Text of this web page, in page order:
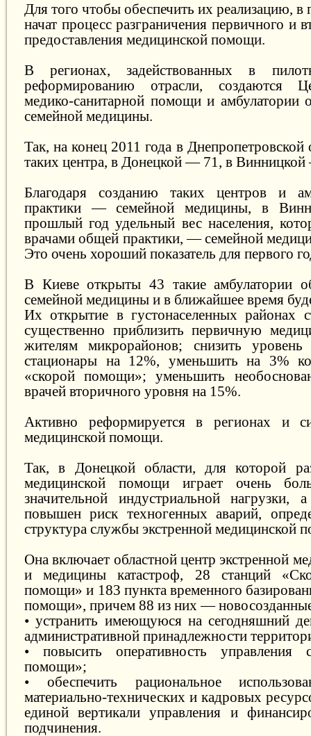
Для того чтобы обеспечить их реализацию, в
начат процесс разграничения первичного и
предоставления медицинской помощи.
В регионах, задействованных в
реформированию отрасли, создаются
медико-санитарной помощи и
семейной медицины.
Так, на конец 2011 года в Днепропетровской
таких центра, в Донецкой — 71, в
Благодаря созданию таких центров и
практики — семейной медицины, в
прошлый год удельный вес населения,
врачами общей практики, — семейной
Это очень хороший показатель для первого
В Киеве открыты 43 такие амбулатории
семейной медицины и в ближайшее время
Их открытие в густонаселенных районах
существенно приблизить первичную
жителям микрорайонов; снизить уровень
стационары на 12%, уменьшить на 3%
«скорой помощи»; уменьшить
врачей вторичного уровня на 15%.
Активно реформируется в регионах и
медицинской помощи.
Так, в Донецкой области, для которой
медицинской помощи играет очень
значительной индустриальной нагрузки,
повышен риск техногенных аварий,
структура службы экстренной медицинской
Она включает областной центр экстренной
и медицины катастроф, 28 станций
помощи» и 183 пункта временного
помощи», причем 88 из них —
• устранить имеющуюся на сегодняшний
административной принадлежности
• повысить оперативность управления
помощи»;
• обеспечить рациональное
материально-технических и кадровых
единой вертикали управления и
подчинения.